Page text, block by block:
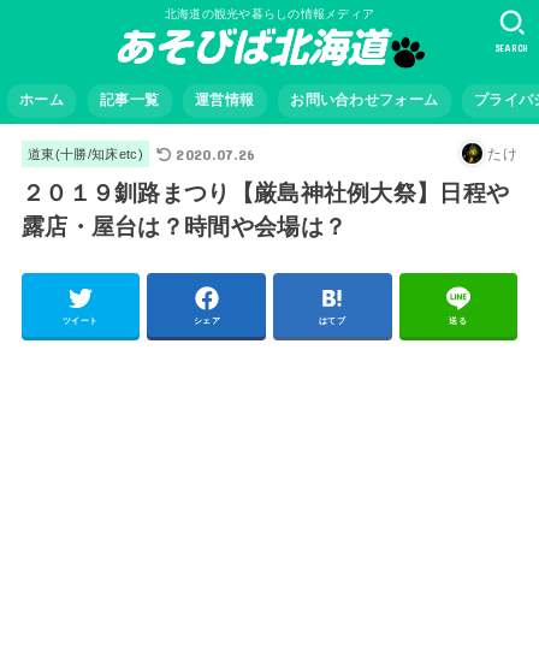
北海道の観光や暮らしの情報メディア
ホーム 記事一覧 運営情報 お問い合わせフォーム プライバ
SEARCH
道東(十勝/知床etc) 2020.07.26 たけ
２０１９釧路まつり【厳島神社例大祭】日程や
露店・屋台は？時間や会場は？
ツイート シェア はてブ 送る